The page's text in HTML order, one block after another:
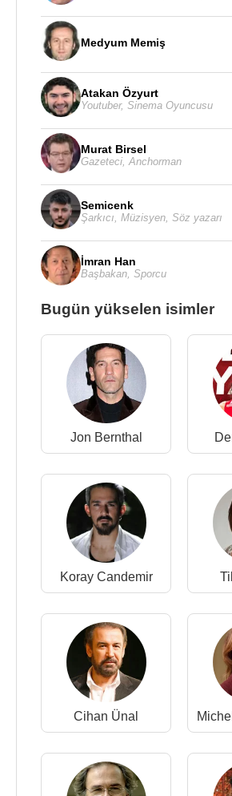
Medyum Memiş
Atakan Özyurt
Youtuber, Sinema Oyuncusu
Murat Birsel
Gazeteci Anchorman
Semicenk
Şarkıcı Müzisyen Söz yazarı
İmran Han
Başbakan Sporcu
Bugün yükselen isimler
Jon Bernthal
Koray Candemir
Cihan Ünal